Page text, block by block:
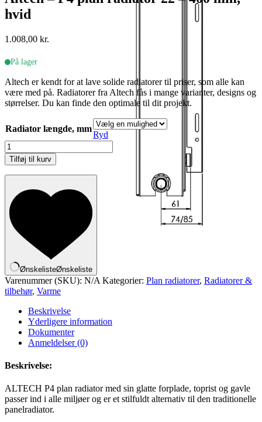
hvid
1.008,00 kr.
På lager
Altech er kendt for at lave solide radiatorer til priser, som alle kan
være med på. Radiatorer fra Altech fås i mange varianter, designs og
størrelser. Du kan finde den optimale til dit projekt.
Radiator længde, mm
Ryd
Altech
-
P4
plan
radiator
22
400
mm,
Tilføj til kurv
ØnskelisteØnskeliste
Varenummer (SKU): N/A Kategorier: Plan radiatorer, Radiatorer &
tilbehør, Varme
Beskrivelse
Yderligere information
Dokumenter
Anmeldelser (0)
Beskrivelse:
ALTECH P4 plan radiator med sin glatte forplade, toprist og gavle
passer ind i alle miljøer og er et stilfuldt alternativ til den traditionelle
panelradiator.